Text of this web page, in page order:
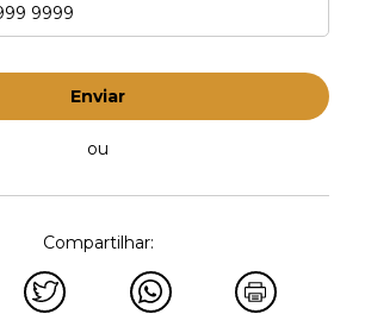
Enviar
ou
Compartilhar: